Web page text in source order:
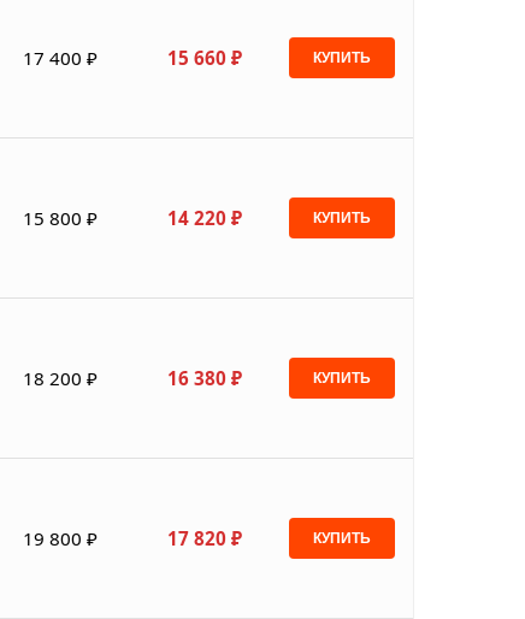
17 400 ₽ 15 660 ₽ КУПИТЬ
15 800 ₽ 14 220 ₽ КУПИТЬ
18 200 ₽ 16 380 ₽ КУПИТЬ
19 800 ₽ 17 820 ₽ КУПИТЬ